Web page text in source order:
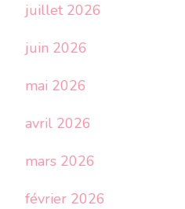
juillet 2026
juin 2026
mai 2026
avril 2026
mars 2026
février 2026